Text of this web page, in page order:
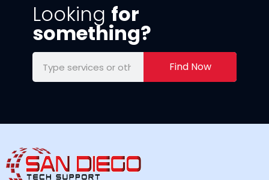
Looking for
something?
Find Now